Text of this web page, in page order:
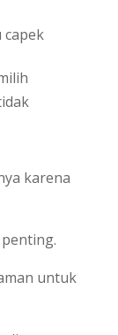
karena
untuk